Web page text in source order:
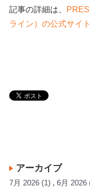
記事の詳細は、
ライン）の公式サイト
アーカイブ
7月 2026 (1) 6月 2026